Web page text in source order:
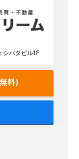
シバタビル1F
料)